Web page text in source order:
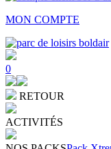
MON COMPTE
0
RETOUR
ACTIVITÉS